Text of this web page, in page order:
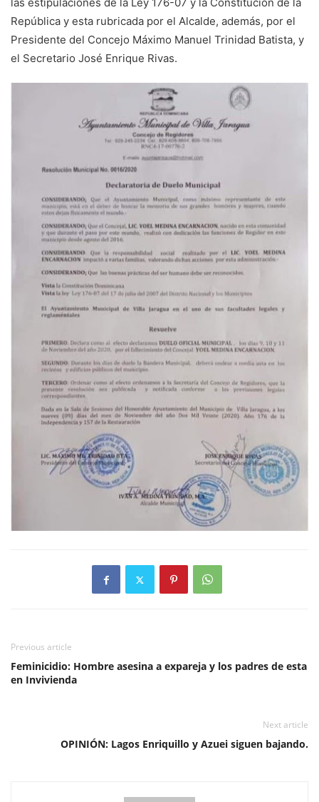
República y esta rubricada por el Alcalde, además, por el
Presidente del Concejo Máximo Manuel Trinidad Batista, y
el Secretario José Enrique Rivas.
Previous article
Feminicidio: Hombre asesina a expareja y los padres de esta
en Invivienda
Next article
OPINIÓN: Lagos Enriquillo y Azuei siguen bajando.